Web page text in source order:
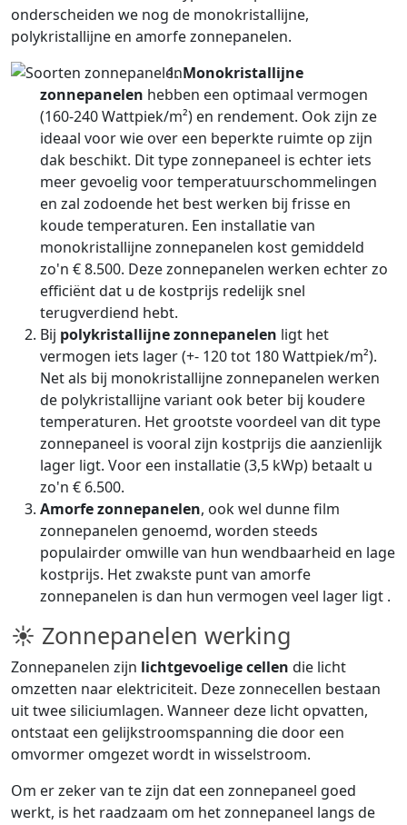
onderscheiden we nog de monokristallijne,
polykristallijne en amorfe zonnepanelen.
Monokristallijne
zonnepanelen hebben een optimaal vermogen
(160-240 Wattpiek/m²) en rendement. Ook zijn ze
ideaal voor wie over een beperkte ruimte op zijn
dak beschikt. Dit type zonnepaneel is echter iets
meer gevoelig voor temperatuurschommelingen
en zal zodoende het best werken bij frisse en
koude temperaturen. Een installatie van
monokristallijne zonnepanelen kost gemiddeld
zo'n € 8.500. Deze zonnepanelen werken echter zo
efficiënt dat u de kostprijs redelijk snel
terugverdiend hebt.
Bij polykristallijne zonnepanelen ligt het
vermogen iets lager (+- 120 tot 180 Wattpiek/m²).
Net als bij monokristallijne zonnepanelen werken
de polykristallijne variant ook beter bij koudere
temperaturen. Het grootste voordeel van dit type
zonnepaneel is vooral zijn kostprijs die aanzienlijk
lager ligt. Voor een installatie (3,5 kWp) betaalt u
zo'n € 6.500.
Amorfe zonnepanelen, ook wel dunne film
zonnepanelen genoemd, worden steeds
populairder omwille van hun wendbaarheid en lage
kostprijs. Het zwakste punt van amorfe
zonnepanelen is dan hun vermogen veel lager ligt .
☀ Zonnepanelen werking
Zonnepanelen zijn lichtgevoelige cellen die licht
omzetten naar elektriciteit. Deze zonnecellen bestaan
uit twee siliciumlagen. Wanneer deze licht opvatten,
ontstaat een gelijkstroomspanning die door een
omvormer omgezet wordt in wisselstroom.
Om er zeker van te zijn dat een zonnepaneel goed
werkt, is het raadzaam om het zonnepaneel langs de